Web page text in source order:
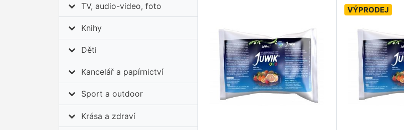
TV, audio-video, foto
Knihy
Děti
Kancelář a papírnictví
Sport a outdoor
Krása a zdraví
VÝPRODEJ